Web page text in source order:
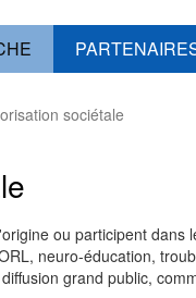
sociétale
ou participent
neuro-éducation,
grand public,